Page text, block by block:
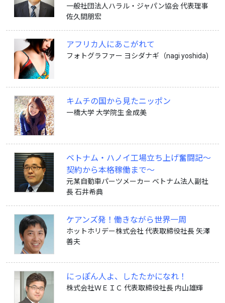
一般社団法人ハラル・ジャパン協会 代表理事
佐久間朋宏
アフリカ人にあこがれて
フォトグラファー ヨシダナギ（nagi yoshida)
キムチの国から見たニッポン
一橋大学 大学院生 金成美
ベトナム・ハノイ工場立ち上げ奮闘記〜
契約から本格稼働まで〜
元某自動車パーツメーカー ベトナム法人副社
長 石井希典
ケアンズ発！働きながら世界一周
ホットホリデー株式会社 代表取締役社長 矢澤
善夫
にっぽん人よ、したたかになれ！
株式会社ＷＥＩＣ 代表取締役社長 内山雄輝